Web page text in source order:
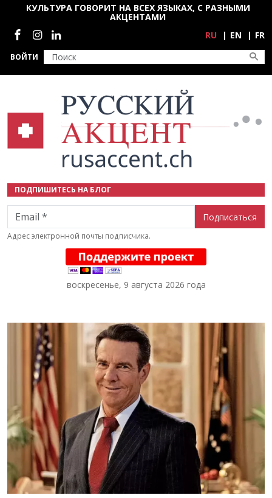
Перейти к основному содержанию
ВОЙТИ
КУЛЬТУРА ГОВОРИТ НА ВСЕХ ЯЗЫКАХ, С РАЗНЫМИ
АКЦЕНТАМИ
Социальные сети
RU EN FR
ПОДПИШИТЕСЬ НА БЛОГ
Email
Адрес электронной почты подписчика.
воскресенье, 9 августа 2026 года